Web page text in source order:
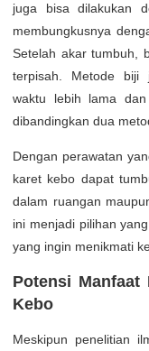
juga bisa dilakukan
membungkusnya
Setelah akar tumbuh,
terpisah. Metode biji
waktu lebih lama
dibandingkan dua
Dengan perawatan
karet kebo dapat
dalam ruangan
ini menjadi pilihan
yang ingin menikmati
Potensi Manfaat
Kebo
Meskipun penelitian